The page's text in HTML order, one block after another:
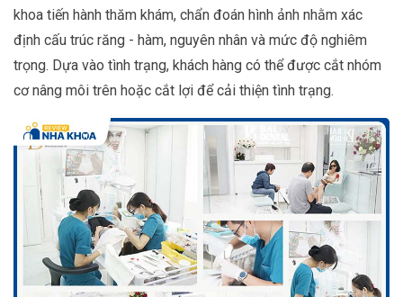
khoa tiến hành thăm khám, chẩn đoán hình ảnh nhằm xác
định cấu trúc răng - hàm, nguyên nhân và mức độ nghiêm
trọng. Dựa vào tình trạng, khách hàng có thể được cắt nhóm
cơ nâng môi trên hoặc cắt lợi để cải thiện tình trạng.